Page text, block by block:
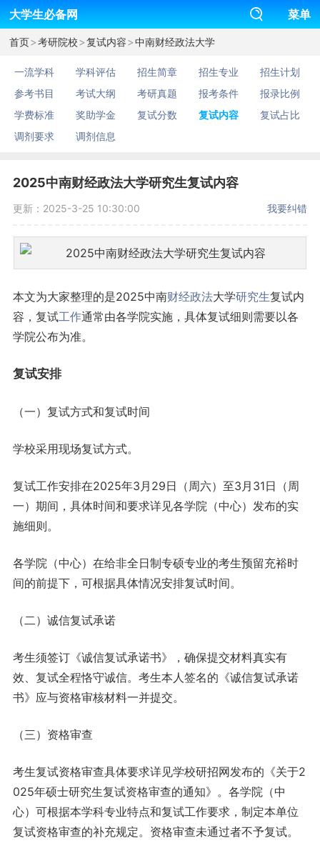
大学生必备网 菜单
首页>考研院校>复试内容>中南财经政法大学
一流学科 学科评估 招生简章 招生专业
招生计划
参考书目
考试大纲 考研真题 报考条件
报录比例
学费标准
奖助学金 复试分数 复试内容
复试占比
调剂要求
调剂信息
2025中南财经政法大学研究生复试内容
更新：2025-3-25 10:30:00 我要纠错
本文为大家整理的是2025中南财经政法大学研究生复试内
容，复试工作通常由各学院实施，具体复试细则需要以各
学院公布为准。
复试安排
（一）复试方式和复试时间
学校采用现场复试方式。
复试工作安排在2025年3月29日（周六）至3月31日（周
一）期间，具体时间和要求详见各学院（中心）发布的实
施细则。
各学院（中心）在给非全日制专硕专业的考生预留充裕时
间的前提下，可根据具体情况安排复试时间。
（二）诚信复试承诺
考生须签订《诚信复试承诺书》，确保提交材料真实有
效、复试全程恪守诚信。考生本人签名的《诚信复试承诺
书》应与资格审核材料一并提交。
（三）资格审查
考生复试资格审查具体要求详见学校研招网发布的《关于2
025年硕士研究生复试资格审查的通知》。各学院（中
心）可根据本学科专业特点和复试工作要求，制定本单位
复试资格审查的补充规定。资格审查未通过者不予复试。